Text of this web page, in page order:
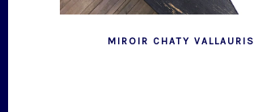
MIROIR CHATY VALLAURIS